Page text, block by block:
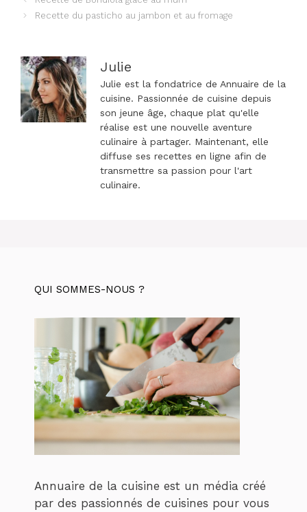
des Recette du pasticho au jambon et au fromage
Julie
Julie est la fondatrice de Annuaire de la
cuisine. Passionnée de cuisine depuis
son jeune âge, chaque plat qu'elle
réalise est une nouvelle aventure
culinaire à partager. Maintenant, elle
diffuse ses recettes en ligne afin de
transmettre sa passion pour l'art
culinaire.
QUI SOMMES-NOUS ?
Annuaire de la cuisine est un média créé
par des passionnés de cuisines pour vous